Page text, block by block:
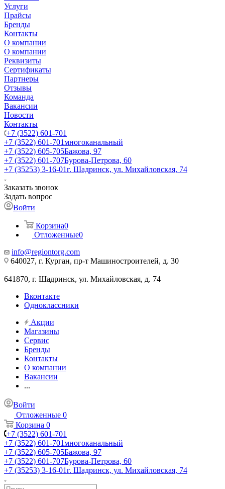
Услуги
Прайсы
Бренды
Контакты
О компании
О компании
Реквизиты
Сертификаты
Партнеры
Отзывы
Команда
Вакансии
Новости
Контакты
+7 (3522) 601-701
+7 (3522) 601-701многоканальный
+7 (3522) 605-705Бажова, 97
+7 (3522) 601-707Бурова-Петрова, 60
+7 (35253) 3-16-01г. Шадринск, ул. Михайловская, 74
Заказать звонок
Задать вопрос
Войти
Корзина0
Отложенные0
info@regiontorg.com
640027, г. Курган, пр-т Машиностроителей, д. 30
641870, г. Шадринск, ул. Михайловская, д. 74
Вконтакте
Одноклассники
Акции
Магазины
Сервис
Бренды
Контакты
О компании
Вакансии
...
Войти
Отложенные 0
Корзина 0
+7 (3522) 601-701
+7 (3522) 601-701многоканальный
+7 (3522) 605-705Бажова, 97
+7 (3522) 601-707Бурова-Петрова, 60
+7 (35253) 3-16-01г. Шадринск, ул. Михайловская, 74